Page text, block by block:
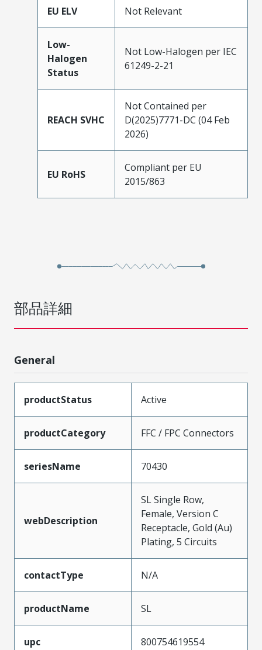
EU ELV Not Relevant
Low-
Halogen
Status
Not Low-Halogen per IEC
61249-2-21
REACH SVHC
Not Contained per
D(2025)7771-DC (04 Feb
2026)
EU RoHS
Compliant per EU
2015/863
部品詳細
General
productStatus Active
productCategory FFC / FPC Connectors
seriesName 70430
webDescription
SL Single Row,
Female, Version C
Receptacle, Gold (Au)
Plating, 5 Circuits
contactType N/A
productName SL
upc 800754619554